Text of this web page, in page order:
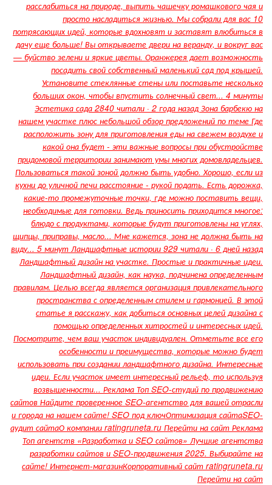
расслабиться на природе, выпить чашечку ромашкового чая и
просто насладиться жизнью. Мы собрали для вас 10
потрясающих идей, которые вдохновят и заставят влюбиться в
дачу еще больше! Вы открываете двери на веранду, и вокруг вас
— буйство зелени и яркие цветы. Оранжерея дает возможность
посадить свой собственный маленький сад под крышей.
Установите стеклянные стены или поставьте несколько
больших окон, чтобы впустить солнечный свет... 4 минуты
Эстетика сада 2840 читали · 2 года назад Зона барбекю на
нашем участке плюс небольшой обзор предложений по теме Где
расположить зону для приготовления еды на свежем воздухе и
какой она будет - эти важные вопросы при обустройстве
придомовой территории занимают умы многих домовладельцев.
Пользоваться такой зоной должно быть удобно. Хорошо, если из
кухни до уличной печи расстояние - рукой подать. Есть дорожка,
какие-то промежуточные точки, где можно поставить вещи,
необходимые для готовки. Ведь приносить приходится многое:
блюдо с продуктами, которые будут приготовлены на углях,
щипцы, приправы, масло... Мне кажется, зона не должна быть на
виду... 5 минут Ландшафтные истории 929 читали · 6 дней назад
Ландшафтный дизайн на участке. Простые и практичные идеи.
Ландшафтный дизайн, как наука, подчинена определенным
правилам. Целью всегда является организация привлекательного
пространства с определенным стилем и гармонией. В этой
статье я расскажу, как добиться основных целей дизайна с
помощью определенных хитростей и интересных идей.
Посмотрите, чем ваш участок индивидуален. Отметьте все его
особенности и преимущества, которые можно будет
использовать при создании ландшафтного дизайна. Интересные
идеи. Если участок имеет интересный рельеф, то используя
возвышенности... Реклама Топ SEO-студий по продвижению
сайтов Найдите проверенное SEO-агентство для вашей отрасли
и города на нашем сайте! SEO под ключОптимизация сайтаSEO-
аудит сайтаО компании ratingruneta.ru Перейти на сайт Реклама
Топ агентств «Разработка и SEO сайтов» Лучшие агентства
разработки сайтов и SEO-продвижения 2025. Выбирайте на
сайте! Интернет-магазинКорпоративный сайт ratingruneta.ru
Перейти на сайт